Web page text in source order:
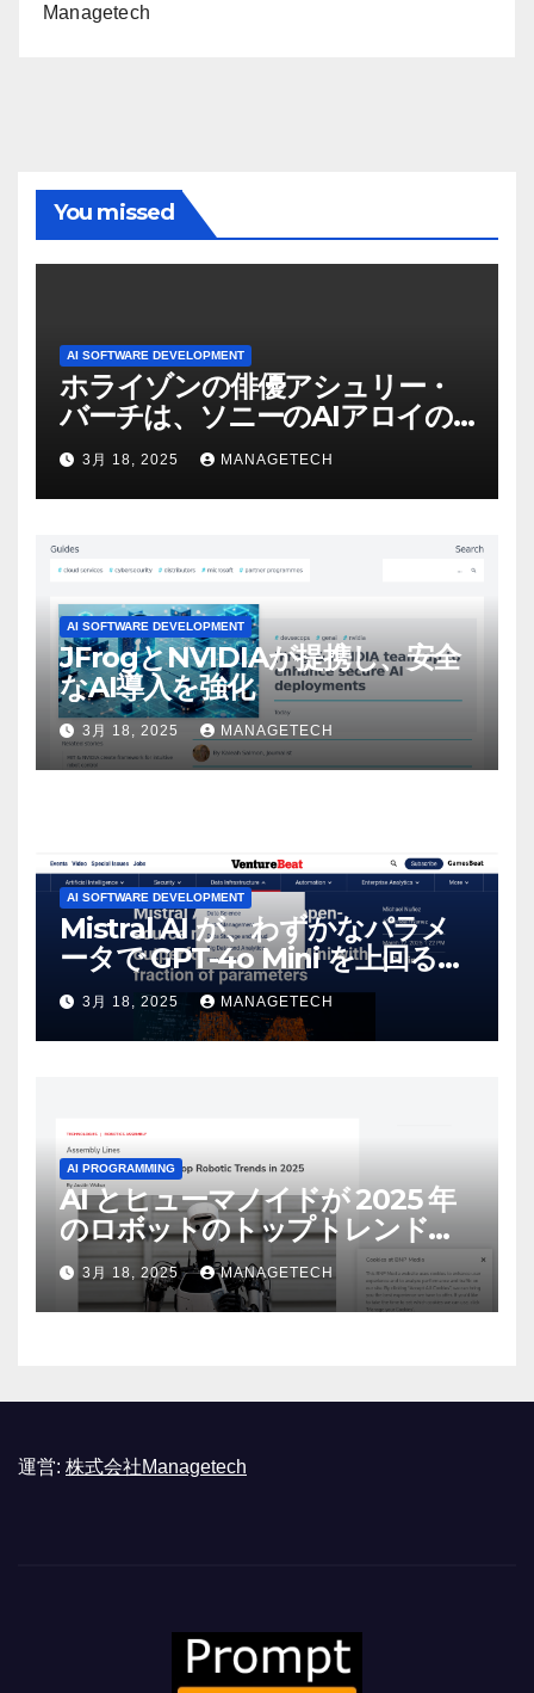
Managetech
You missed
AI SOFTWARE DEVELOPMENT
ホライゾンの俳優アシュリー・
バーチは、ソニーのAIアロイの
ビデオを見て「ゲームパフォー
マンスという芸術形式に不安を
感じた」と語る – IGN
3月 18, 2025 MANAGETECH
AI SOFTWARE DEVELOPMENT
JFrogとNVIDIAが提携し、安全
なAI導入を強化
3月 18, 2025 MANAGETECH
AI SOFTWARE DEVELOPMENT
Mistral AI が、わずかなパラメ
ータで GPT-4o Mini を上回る新
しいオープンソース モデルをリ
リース | VentureBeat
3月 18, 2025 MANAGETECH
AI PROGRAMMING
AI とヒューマノイドが 2025 年
のロボットのトップトレンドに |
ASSEMBLY
3月 18, 2025 MANAGETECH
運営: 株式会社Managetech